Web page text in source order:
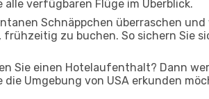
verfügbaren Flüge im Überblick.
Schnäppchen überraschen
zu buchen. So sichern Sie
Sie einen Hotelaufenthalt? Dann
die Umgebung von USA erkunden